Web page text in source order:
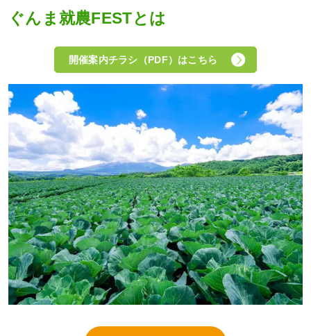
ぐんま就農FESTとは
開催案内チラシ（PDF）はこちら